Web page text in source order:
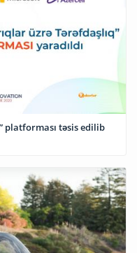
platforması təsis edilib